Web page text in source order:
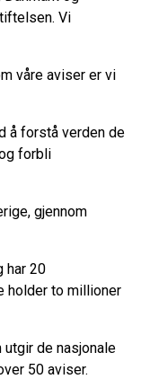
Vi
våre aviser er vi
å forstå verden de
forbli
gjennom
har 20
holder to millioner
de nasjonale
50 aviser.